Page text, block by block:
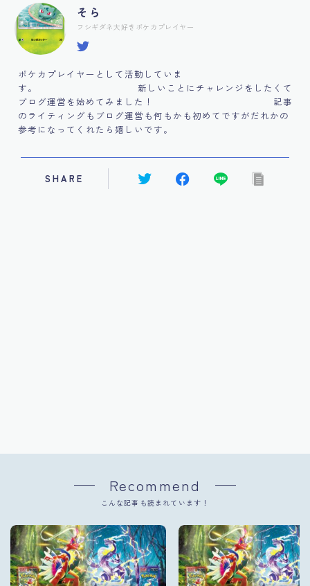
そら
フシギダネ大好きポケカプレイヤー
ポケカプレイヤーとして活動していま
す。 新しいことにチャレンジをしたくて
ブログ運営を始めてみました！ 記事
のライティングもブログ運営も何もかも初めてですがだれかの
参考になってくれたら嬉しいです。
SHARE
Recommend
こんな記事も読まれています！